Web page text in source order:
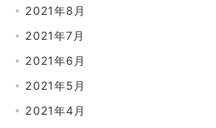
2021年8月
2021年7月
2021年6月
2021年5月
2021年4月